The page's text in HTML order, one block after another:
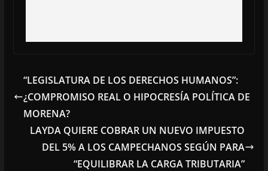
“LEGISLATURA DE LOS DERECHOS HUMANOS”:
¿COMPROMISO REAL O HIPOCRESÍA POLÍTICA DE
MORENA?
LAYDA QUIERE COBRAR UN NUEVO IMPUESTO
DEL 5% A LOS CAMPECHANOS SEGÚN PARA
“EQUILIBRAR LA CARGA TRIBUTARIA”